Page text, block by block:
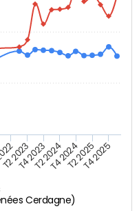
Cerdagne)
T2 2023T4 2023T2 2024T4 2024T2 2025T4 2025